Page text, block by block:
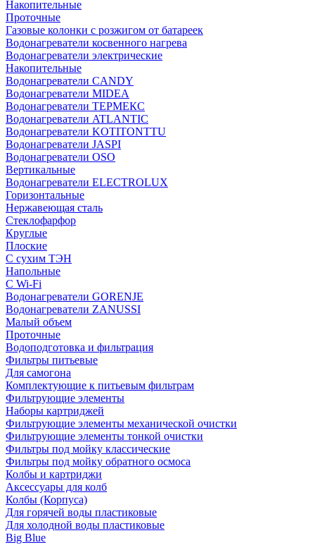
Накопительные
Проточные
Газовые колонки с розжигом от батареек
Водонагреватели косвенного нагрева
Водонагреватели электрические
Накопительные
Водонагреватели CANDY
Водонагреватели MIDEA
Водонагреватели ТЕРМЕКС
Водонагреватели ATLANTIC
Водонагреватели KOTITONTTU
Водонагреватели JASPI
Водонагреватели OSO
Вертикальные
Водонагреватели ELECTROLUX
Горизонтальные
Нержавеющая сталь
Стеклофарфор
Круглые
Плоские
С сухим ТЭН
Напольные
С Wi-Fi
Водонагреватели GORENJE
Водонагреватели ZANUSSI
Малый объем
Проточные
Водоподготовка и фильтрация
Фильтры питьевые
Для самогона
Комплектующие к питьевым фильтрам
Фильтрующие элементы
Наборы картриджей
Фильтрующие элементы механической очистки
Фильтрующие элементы тонкой очистки
Фильтры под мойку классические
Фильтры под мойку обратного осмоса
Колбы и картриджи
Аксессуары для колб
Колбы (Корпуса)
Для горячей воды пластиковые
Для холодной воды пластиковые
Big Blue